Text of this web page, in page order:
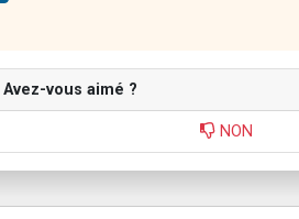
Avez-vous aimé ?
NON